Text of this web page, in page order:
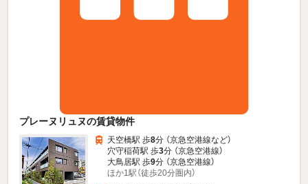
プレーヌリュヌの賃貸物件
天空橋駅 歩8分 （京急空港線など）
穴守稲荷駅 歩3分 （京急空港線）
大鳥居駅 歩9分 （京急空港線）
ほか1駅（徒歩20分圏内）